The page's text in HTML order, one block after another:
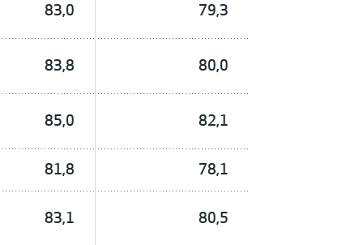
83,0 79,3
83,8 80,0
85,0 82,1
81,8 78,1
83,1 80,5